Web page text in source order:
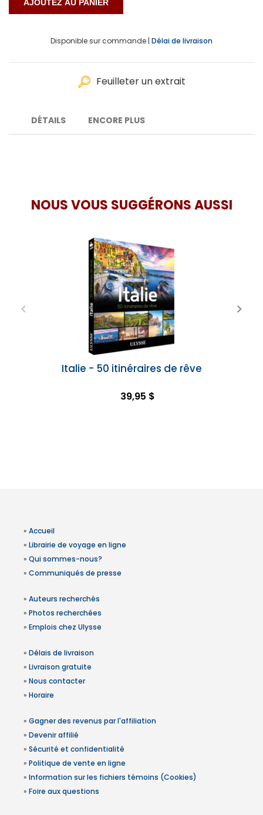
Disponible sur commande | Délai de livraison
Feuilleter un extrait
DÉTAILS ENCORE PLUS
NOUS VOUS SUGGÉRONS AUSSI
Italie - 50 itinéraires de rêve
39,95 $
» Accueil
» Librairie de voyage en ligne
» Qui sommes-nous?
» Communiqués de presse
» Auteurs recherchés
» Photos recherchées
» Emplois chez Ulysse
» Délais de livraison
» Livraison gratuite
» Nous contacter
» Horaire
» Gagner des revenus par l'affiliation
» Devenir affilié
» Sécurité et confidentialité
» Politique de vente en ligne
» Information sur les fichiers témoins (Cookies)
» Foire aux questions